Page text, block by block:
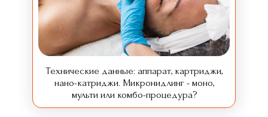
Технические данные: аппарат, картриджи,
нано-катриджи. Микронидлинг - моно,
мульти или комбо-процедура?